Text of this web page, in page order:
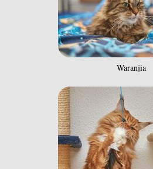
Waranjia